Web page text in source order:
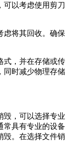
可以考虑使用剪刀
虑将其回收。确保
式，并在存储或传
同时减少物理存储
毁，可以选择专业
常具有专业的设备
毁。在选择文件销